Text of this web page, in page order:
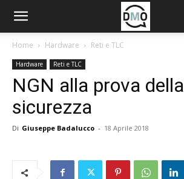
Home Hardware Reti e TLC
Hardware Reti e TLC
NGN alla prova della
sicurezza
Di Giuseppe Badalucco - 18 Aprile 2018